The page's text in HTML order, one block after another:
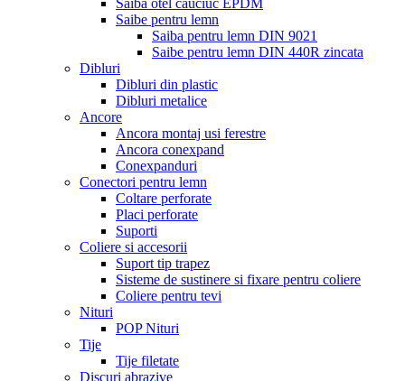
Saiba otel cauciuc EPDM
Saibe pentru lemn
Saiba pentru lemn DIN 9021
Saibe pentru lemn DIN 440R zincata
Dibluri
Dibluri din plastic
Dibluri metalice
Ancore
Ancora montaj usi ferestre
Ancora conexpand
Conexpanduri
Conectori pentru lemn
Coltare perforate
Placi perforate
Suporti
Coliere si accesorii
Suport tip trapez
Sisteme de sustinere si fixare pentru coliere
Coliere pentru tevi
Nituri
POP Nituri
Tije
Tije filetate
Discuri abrazive